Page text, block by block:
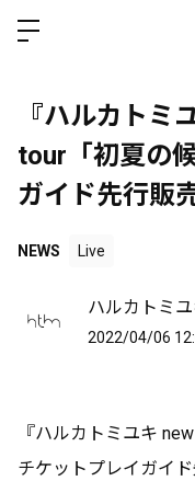
『ハルカトミ
tour「初夏の
ガイド先行販
NEWS Live
ハルカトミ
2022/04/06
『ハルカトミユキ
チケットプレイガイ